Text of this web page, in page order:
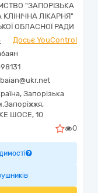
"ЗАПОРІЗЬКА
ЛІКАРНЯ"
ОБЛАСНОЇ РАДИ
Досьє YouControl
, Запорізька
ШОСЕ, 10
0